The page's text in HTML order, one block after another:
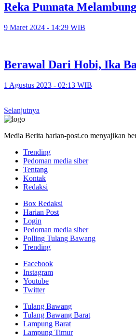
Reka Punnata
9 Maret 2024 - 14:29 WIB
Berawal Dari Hobi, Ika
1 Agustus 2023 - 02:13 WIB
Selanjutnya
Media Berita harian-post.co menyajikan
Trending
Pedoman media siber
Tentang
Kontak
Redaksi
Box Redaksi
Harian Post
Login
Pedoman media siber
Polling Tulang Bawang
Trending
Facebook
Instagram
Youtube
Twitter
Tulang Bawang
Tulang Bawang Barat
Lampung Barat
Lampung Timur